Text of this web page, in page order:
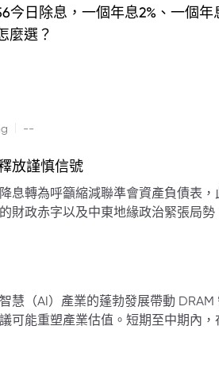
今日除息，一個年息2%、一個年
麼選？
--
放謹慎信號
息轉為呼籲縮減聯準會資產負債表，
財政赤字以及中東地緣政治緊張局勢
計將進入政策觀望期，重點將放在
慧（AI）產業的蓬勃發展帶動 DRAM
可能重塑產業估值。短期至中期內，